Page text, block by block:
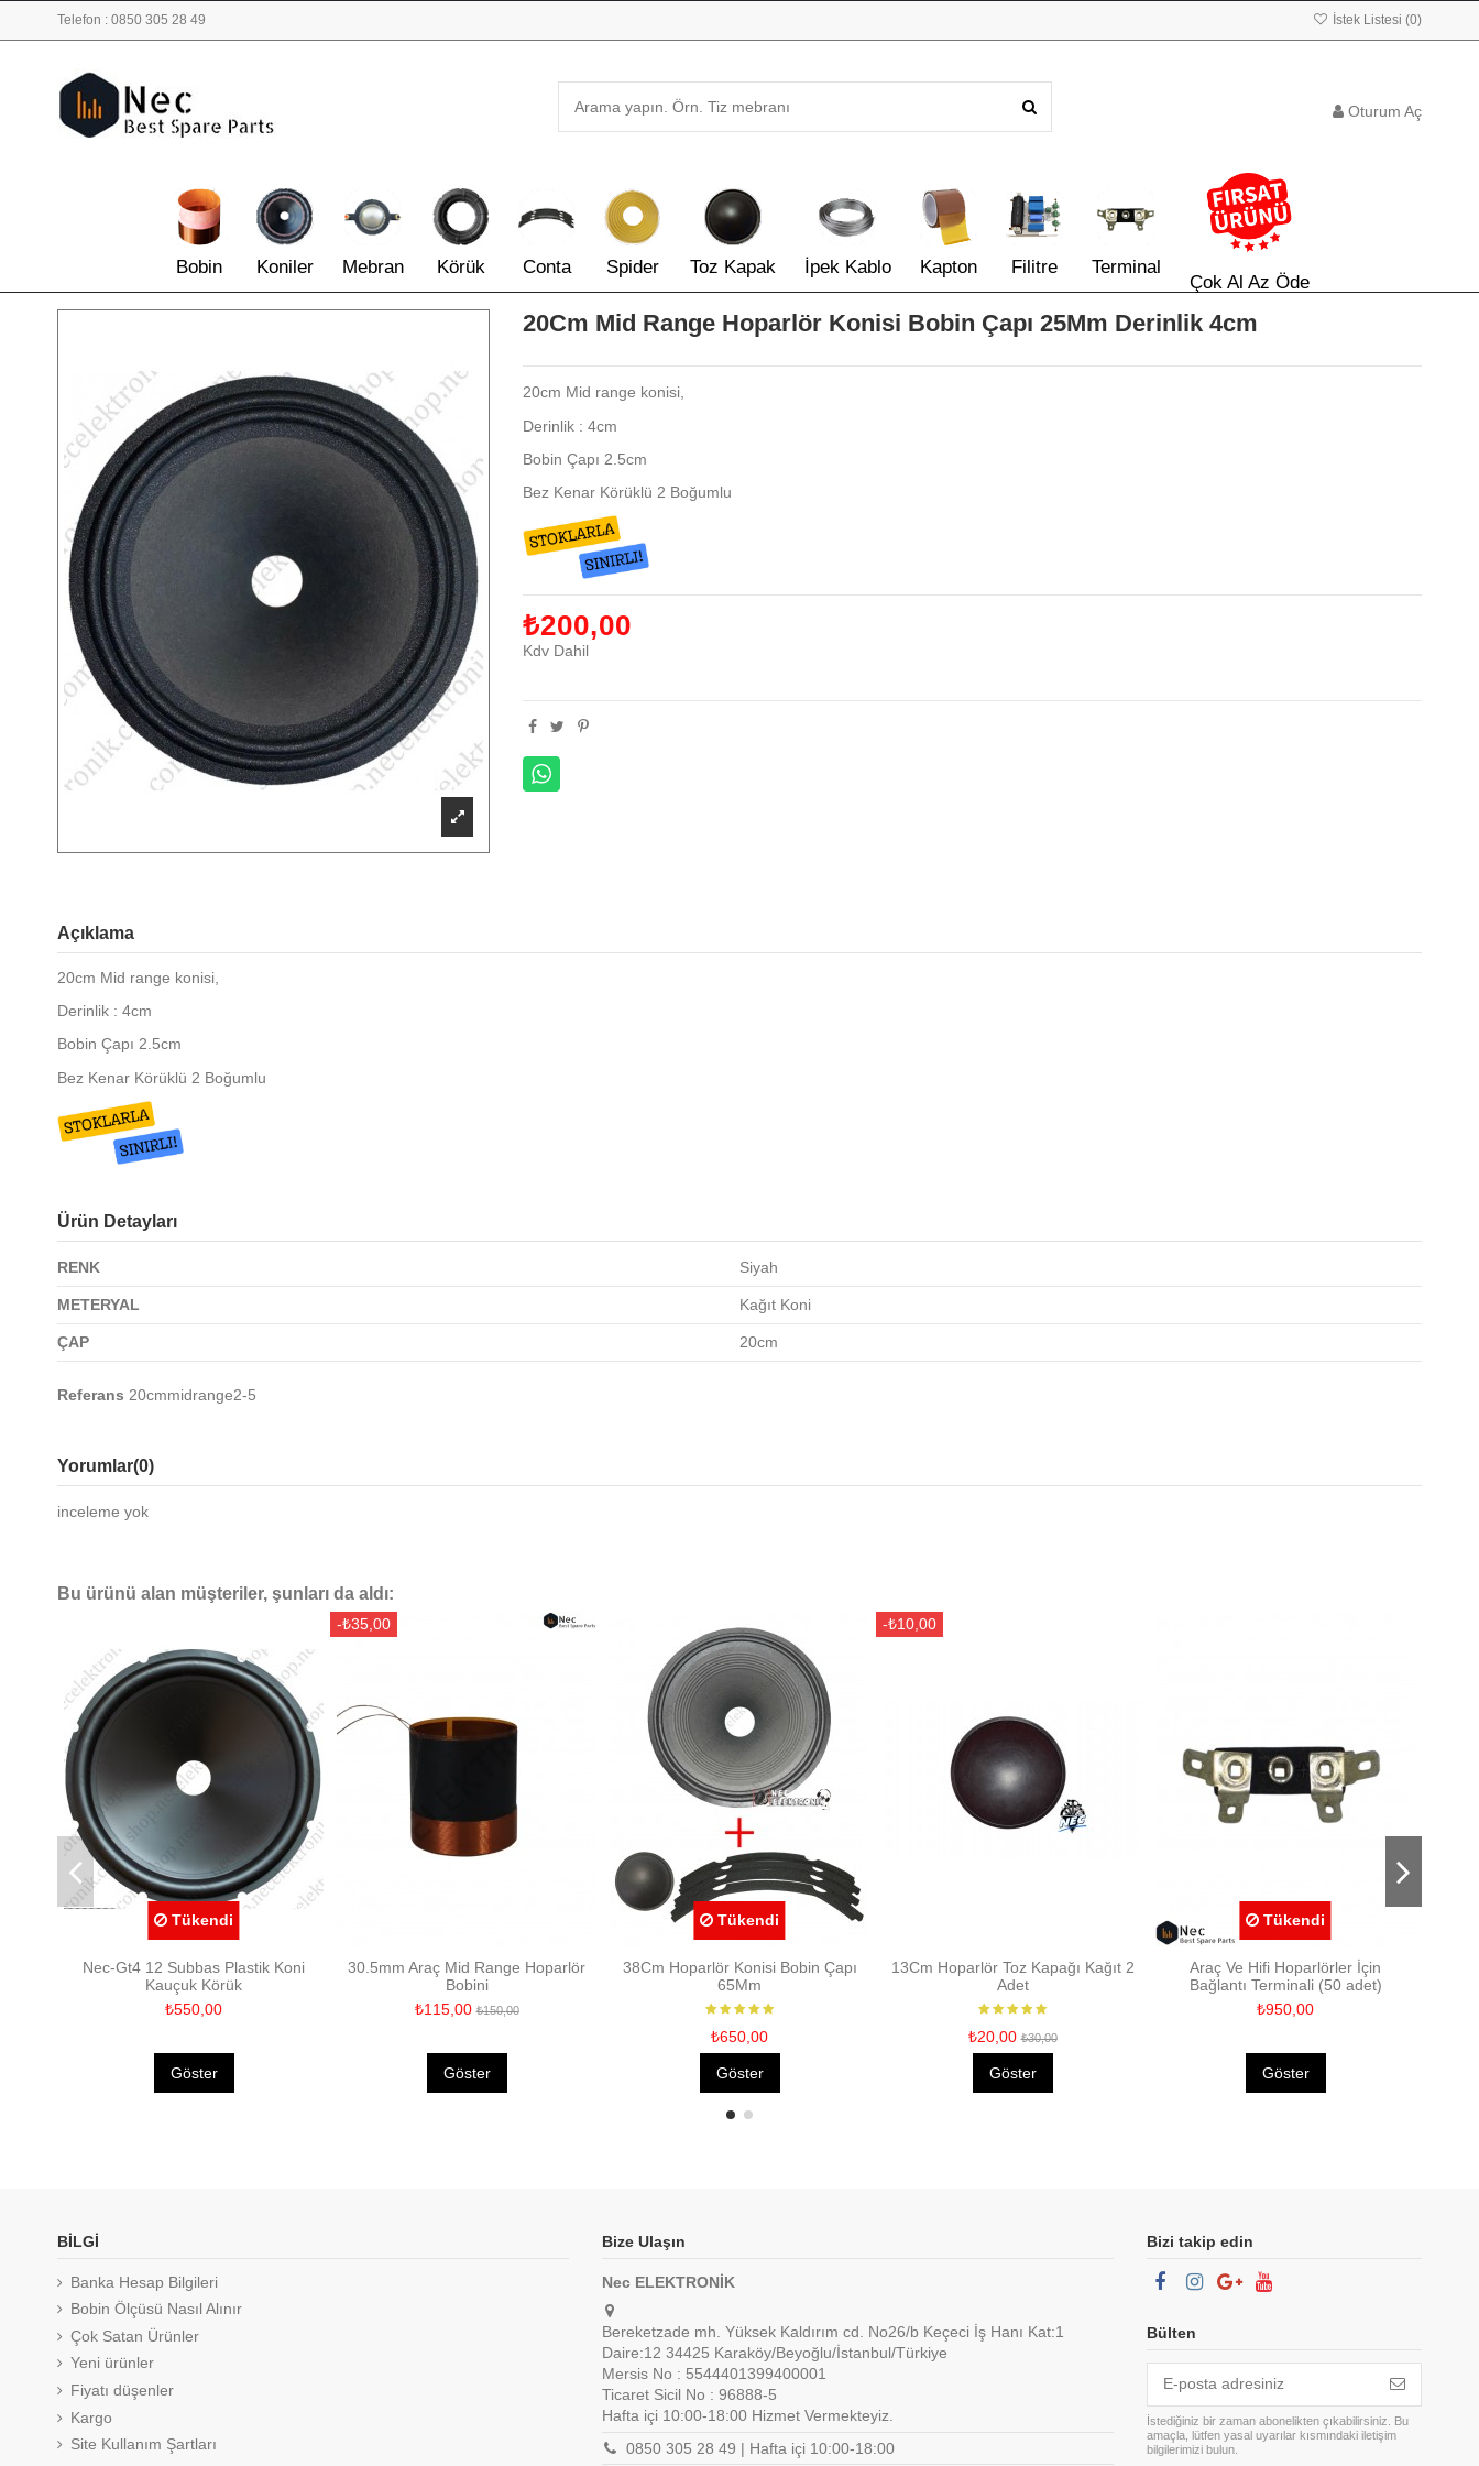
Telefon : 0850 305 28 49 İstek Listesi (0)
Oturum Aç
Bobin Koniler Mebran Körük Conta Spider Toz Kapak İpek Kablo Kapton Filitre Terminal
Çok Al Az Öde
20Cm Mid Range Hoparlör Konisi Bobin Çapı 25Mm Derinlik 4cm
20cm Mid range konisi,
Derinlik : 4cm
Bobin Çapı 2.5cm
Bez Kenar Körüklü 2 Boğumlu
₺200,00
Kdv Dahil
Açıklama
20cm Mid range konisi,
Derinlik : 4cm
Bobin Çapı 2.5cm
Bez Kenar Körüklü 2 Boğumlu
Ürün Detayları
RENK Siyah
METERYAL Kağıt Koni
ÇAP 20cm
Referans 20cmmidrange2-5
Yorumlar(0)
inceleme yok
Bu ürünü alan müşteriler, şunları da aldı:
Tükendi
Nec-Gt4 12 Subbas Plastik Koni
Kauçuk Körük
₺550,00
Göster
-₺35,00
30.5mm Araç Mid Range Hoparlör
Bobini
₺115,00₺150,00
Göster
Tükendi
38Cm Hoparlör Konisi Bobin Çapı
65Mm
₺650,00
Göster
-₺10,00
13Cm Hoparlör Toz Kapağı Kağıt 2
Adet
₺20,00₺30,00
Göster
Tükendi
Araç Ve Hifi Hoparlörler İçin
Bağlantı Terminali (50 adet)
₺950,00
Göster
BİLGİ
Banka Hesap Bilgileri
Bobin Ölçüsü Nasıl Alınır
Çok Satan Ürünler
Yeni ürünler
Fiyatı düşenler
Kargo
Site Kullanım Şartları
Bize Ulaşın
Nec ELEKTRONİK
Bereketzade mh. Yüksek Kaldırım cd. No26/b Keçeci İş Hanı Kat:1
Daire:12 34425 Karaköy/Beyoğlu/İstanbul/Türkiye
Mersis No : 5544401399400001
Ticaret Sicil No : 96888-5
Hafta içi 10:00-18:00 Hizmet Vermekteyiz.
0850 305 28 49 | Hafta içi 10:00-18:00
Bizi takip edin
Bülten
İstediğiniz bir zaman abonelikten çıkabilirsiniz. Bu
amaçla, lütfen yasal uyarılar kısmındaki iletişim
bilgilerimizi bulun.